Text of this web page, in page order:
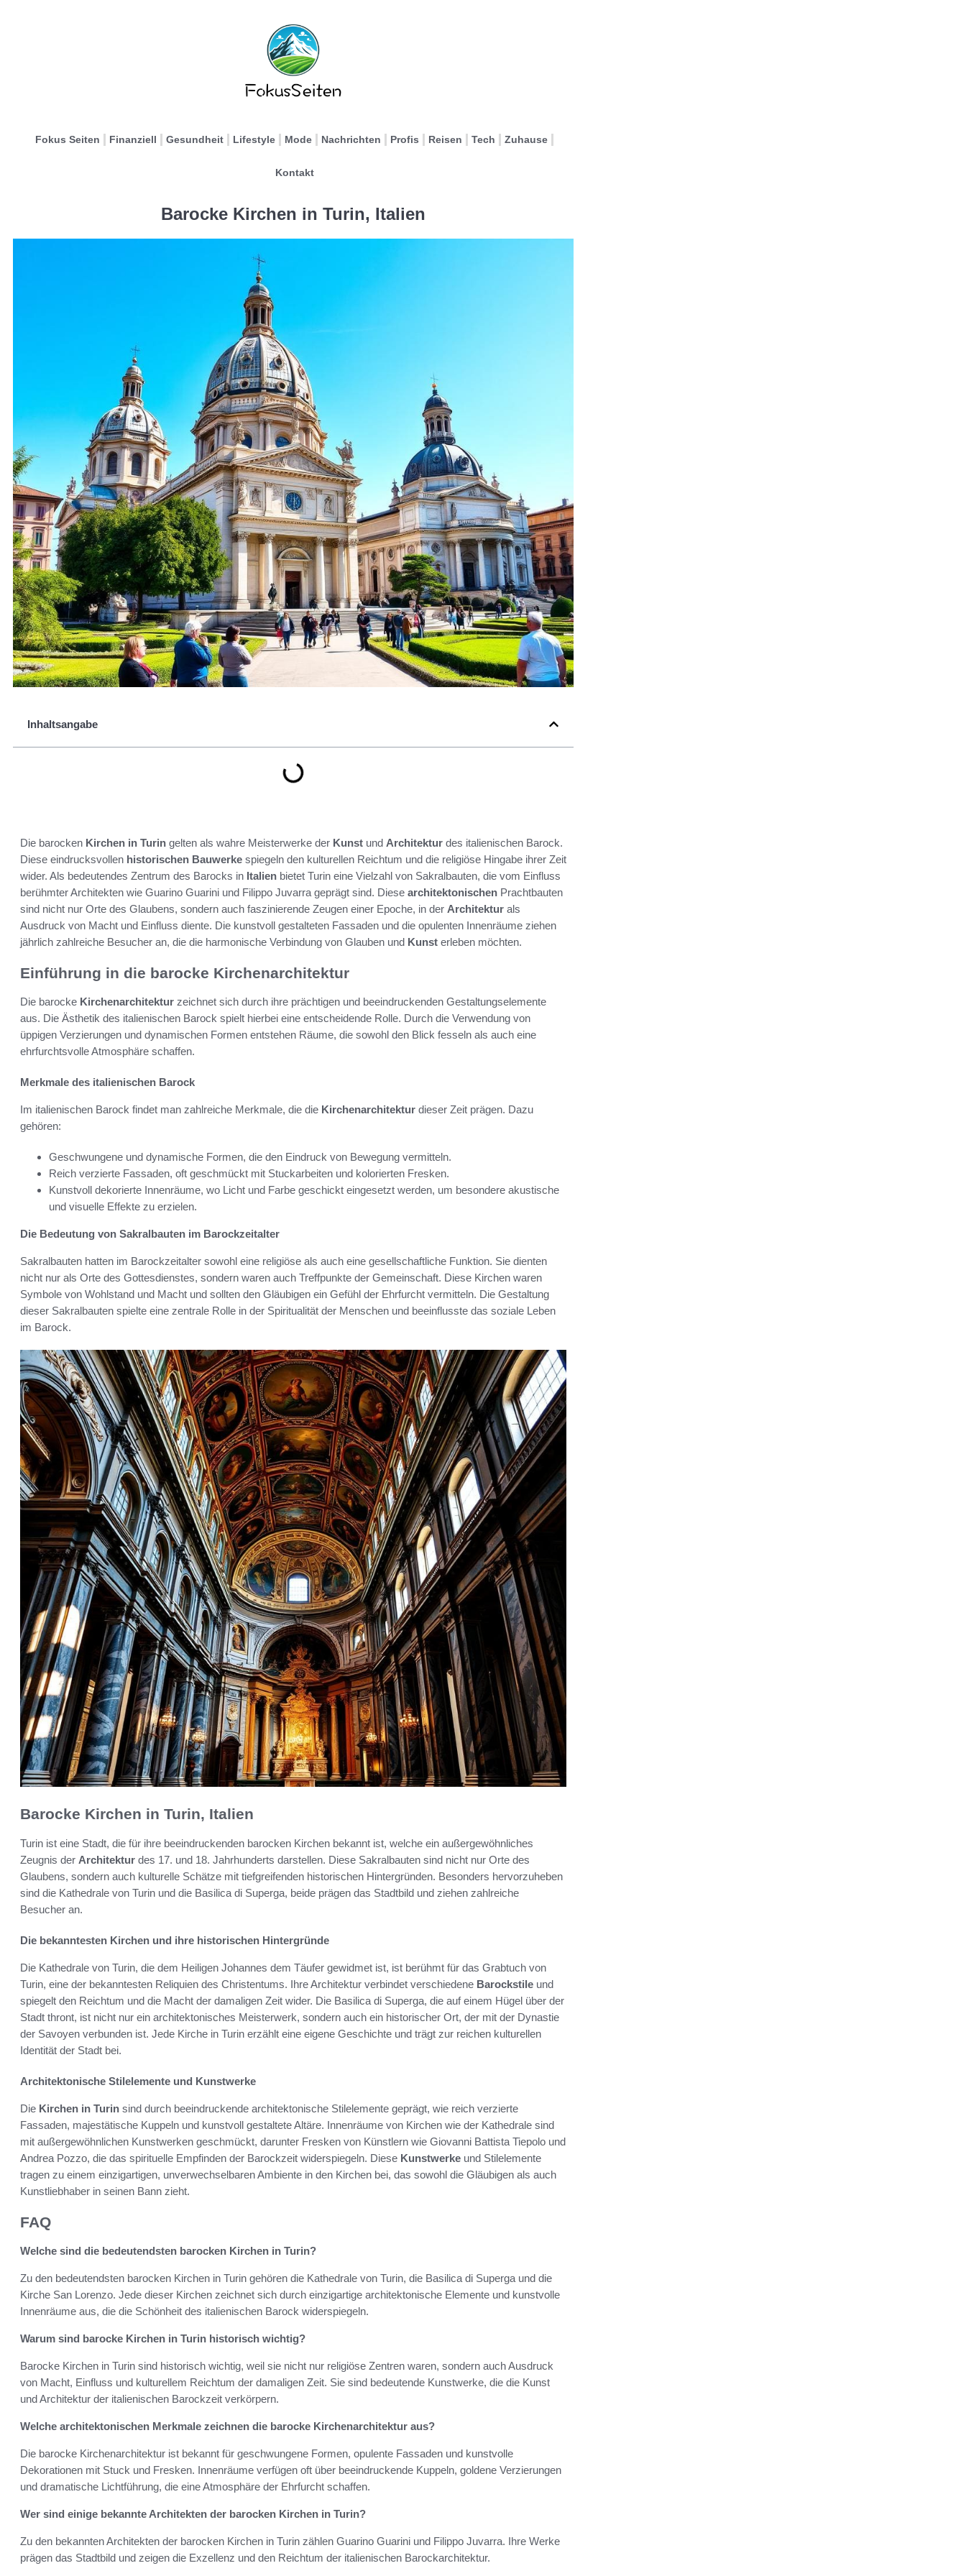
Fokus Seiten Finanziell Gesundheit Lifestyle Mode Nachrichten Profis Reisen Tech Zuhause
Kontakt
Barocke Kirchen in Turin, Italien
Inhaltsangabe
Die barocken Kirchen in Turin gelten als wahre Meisterwerke der Kunst und Architektur des italienischen Barock.
Diese eindrucksvollen historischen Bauwerke spiegeln den kulturellen Reichtum und die religiöse Hingabe ihrer Zeit
wider. Als bedeutendes Zentrum des Barocks in Italien bietet Turin eine Vielzahl von Sakralbauten, die vom Einfluss
berühmter Architekten wie Guarino Guarini und Filippo Juvarra geprägt sind. Diese architektonischen Prachtbauten
sind nicht nur Orte des Glaubens, sondern auch faszinierende Zeugen einer Epoche, in der Architektur als
Ausdruck von Macht und Einfluss diente. Die kunstvoll gestalteten Fassaden und die opulenten Innenräume ziehen
jährlich zahlreiche Besucher an, die die harmonische Verbindung von Glauben und Kunst erleben möchten.
Einführung in die barocke Kirchenarchitektur
Die barocke Kirchenarchitektur zeichnet sich durch ihre prächtigen und beeindruckenden Gestaltungselemente
aus. Die Ästhetik des italienischen Barock spielt hierbei eine entscheidende Rolle. Durch die Verwendung von
üppigen Verzierungen und dynamischen Formen entstehen Räume, die sowohl den Blick fesseln als auch eine
ehrfurchtsvolle Atmosphäre schaffen.
Merkmale des italienischen Barock
Im italienischen Barock findet man zahlreiche Merkmale, die die Kirchenarchitektur dieser Zeit prägen. Dazu
gehören:
Geschwungene und dynamische Formen, die den Eindruck von Bewegung vermitteln.
Reich verzierte Fassaden, oft geschmückt mit Stuckarbeiten und kolorierten Fresken.
Kunstvoll dekorierte Innenräume, wo Licht und Farbe geschickt eingesetzt werden, um besondere akustische
und visuelle Effekte zu erzielen.
Die Bedeutung von Sakralbauten im Barockzeitalter
Sakralbauten hatten im Barockzeitalter sowohl eine religiöse als auch eine gesellschaftliche Funktion. Sie dienten
nicht nur als Orte des Gottesdienstes, sondern waren auch Treffpunkte der Gemeinschaft. Diese Kirchen waren
Symbole von Wohlstand und Macht und sollten den Gläubigen ein Gefühl der Ehrfurcht vermitteln. Die Gestaltung
dieser Sakralbauten spielte eine zentrale Rolle in der Spiritualität der Menschen und beeinflusste das soziale Leben
im Barock.
Barocke Kirchen in Turin, Italien
Turin ist eine Stadt, die für ihre beeindruckenden barocken Kirchen bekannt ist, welche ein außergewöhnliches
Zeugnis der Architektur des 17. und 18. Jahrhunderts darstellen. Diese Sakralbauten sind nicht nur Orte des
Glaubens, sondern auch kulturelle Schätze mit tiefgreifenden historischen Hintergründen. Besonders hervorzuheben
sind die Kathedrale von Turin und die Basilica di Superga, beide prägen das Stadtbild und ziehen zahlreiche
Besucher an.
Die bekanntesten Kirchen und ihre historischen Hintergründe
Die Kathedrale von Turin, die dem Heiligen Johannes dem Täufer gewidmet ist, ist berühmt für das Grabtuch von
Turin, eine der bekanntesten Reliquien des Christentums. Ihre Architektur verbindet verschiedene Barockstile und
spiegelt den Reichtum und die Macht der damaligen Zeit wider. Die Basilica di Superga, die auf einem Hügel über der
Stadt thront, ist nicht nur ein architektonisches Meisterwerk, sondern auch ein historischer Ort, der mit der Dynastie
der Savoyen verbunden ist. Jede Kirche in Turin erzählt eine eigene Geschichte und trägt zur reichen kulturellen
Identität der Stadt bei.
Architektonische Stilelemente und Kunstwerke
Die Kirchen in Turin sind durch beeindruckende architektonische Stilelemente geprägt, wie reich verzierte
Fassaden, majestätische Kuppeln und kunstvoll gestaltete Altäre. Innenräume von Kirchen wie der Kathedrale sind
mit außergewöhnlichen Kunstwerken geschmückt, darunter Fresken von Künstlern wie Giovanni Battista Tiepolo und
Andrea Pozzo, die das spirituelle Empfinden der Barockzeit widerspiegeln. Diese Kunstwerke und Stilelemente
tragen zu einem einzigartigen, unverwechselbaren Ambiente in den Kirchen bei, das sowohl die Gläubigen als auch
Kunstliebhaber in seinen Bann zieht.
FAQ
Welche sind die bedeutendsten barocken Kirchen in Turin?
Zu den bedeutendsten barocken Kirchen in Turin gehören die Kathedrale von Turin, die Basilica di Superga und die
Kirche San Lorenzo. Jede dieser Kirchen zeichnet sich durch einzigartige architektonische Elemente und kunstvolle
Innenräume aus, die die Schönheit des italienischen Barock widerspiegeln.
Warum sind barocke Kirchen in Turin historisch wichtig?
Barocke Kirchen in Turin sind historisch wichtig, weil sie nicht nur religiöse Zentren waren, sondern auch Ausdruck
von Macht, Einfluss und kulturellem Reichtum der damaligen Zeit. Sie sind bedeutende Kunstwerke, die die Kunst
und Architektur der italienischen Barockzeit verkörpern.
Welche architektonischen Merkmale zeichnen die barocke Kirchenarchitektur aus?
Die barocke Kirchenarchitektur ist bekannt für geschwungene Formen, opulente Fassaden und kunstvolle
Dekorationen mit Stuck und Fresken. Innenräume verfügen oft über beeindruckende Kuppeln, goldene Verzierungen
und dramatische Lichtführung, die eine Atmosphäre der Ehrfurcht schaffen.
Wer sind einige bekannte Architekten der barocken Kirchen in Turin?
Zu den bekannten Architekten der barocken Kirchen in Turin zählen Guarino Guarini und Filippo Juvarra. Ihre Werke
prägen das Stadtbild und zeigen die Exzellenz und den Reichtum der italienischen Barockarchitektur.